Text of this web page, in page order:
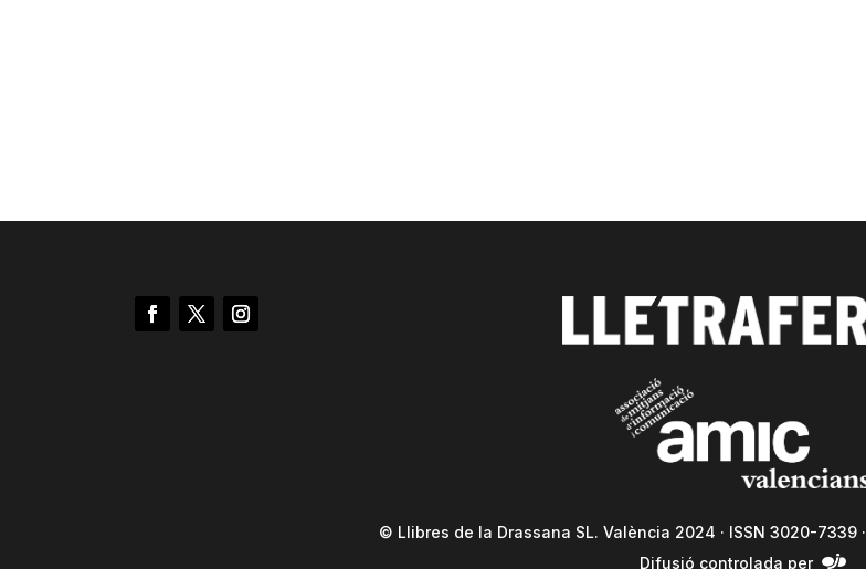
© Llibres de la Drassana SL. València 2024 · ISSN 3020-7339 ·
Difusió controlada per